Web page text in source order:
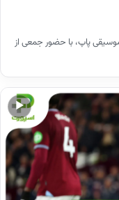
پاپ، با حضور جمعی از
▶